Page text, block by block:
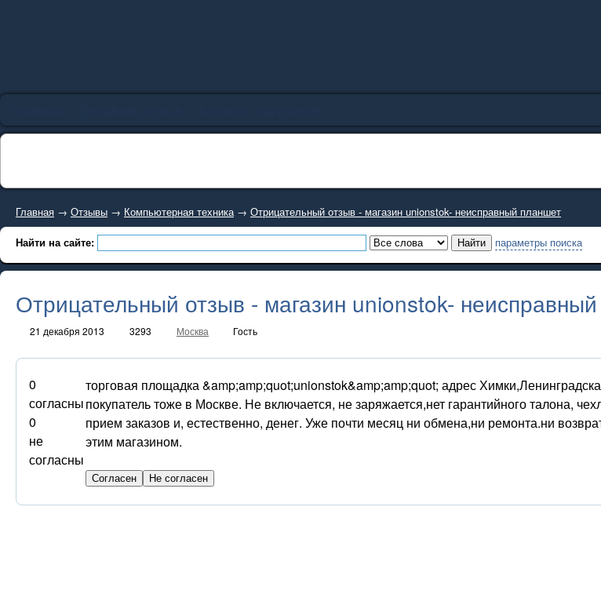
Главная → Отзывы → Компьютерная техника→ Отрицательный отзыв - магазин unionstok- неисправный планшет
Найти на сайте: параметры поиска
Отрицательный отзыв - магазин unionstok-
21 декабря 2013 3293 Москва Гость
0
согласны
0
не
согласны
торговая площадка &amp;amp;quot;unionstok&amp;amp;quot; адрес
покупатель тоже в Москве. Не включается, не заряжается,нет гарантийного талона,
прием заказов и, естественно, денег. Уже почти месяц ни обмена,ни ремонта.ни
этим магазином.